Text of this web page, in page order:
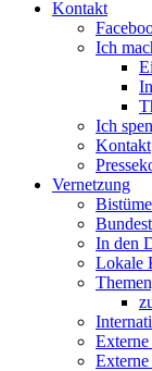
Kontakt
Ich
Ich
Kontakt
Vernetzung
In den
Lokale